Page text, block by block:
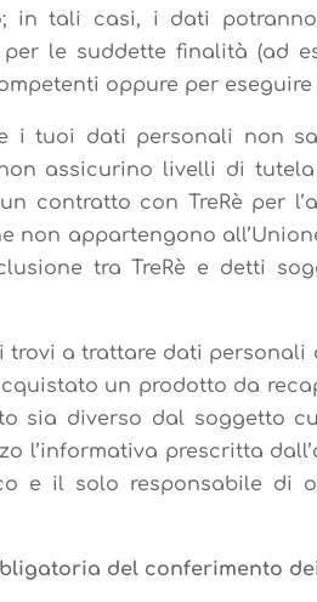
in tali casi, i dati
le suddette finalità (ad
oppure per
i tuoi dati personali non
non assicurino livelli di
contratto con TreRè per
non appartengono
tra TreRè e detti
trovi a trattare dati
un prodotto da
sia diverso dal soggetto
l’informativa prescritta
e il solo responsabile
del conferimento